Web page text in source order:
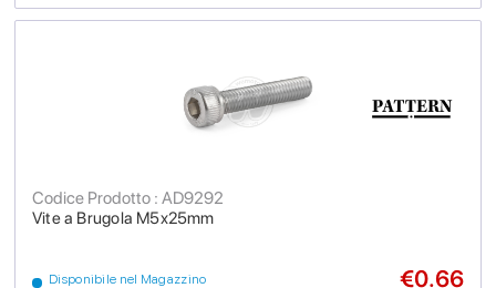
Vite a Brugola M5x25mm
Codice Prodotto : AD9292
Disponibile nel Magazzino €0.66